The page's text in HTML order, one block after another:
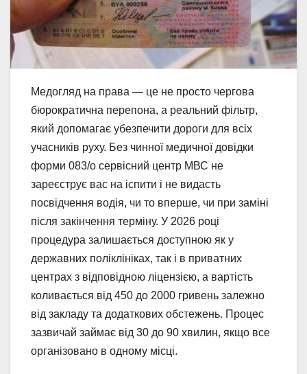
Медогляд на права — це не просто чергова
бюрократична перепона, а реальний фільтр,
який допомагає убезпечити дороги для всіх
учасників руху. Без чинної медичної довідки
форми 083/о сервісний центр МВС не
зареєструє вас на іспити і не видасть
посвідчення водія, чи то вперше, чи при заміні
після закінчення терміну. У 2026 році
процедура залишається доступною як у
державних поліклініках, так і в приватних
центрах з відповідною ліцензією, а вартість
коливається від 450 до 2000 гривень залежно
від закладу та додаткових обстежень. Процес
зазвичай займає від 30 до 90 хвилин, якщо все
організовано в одному місці.